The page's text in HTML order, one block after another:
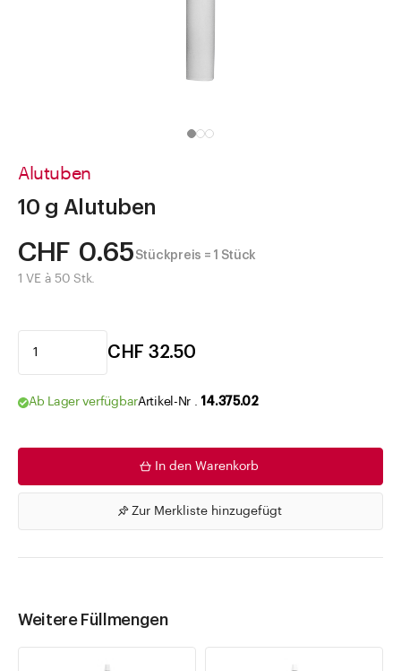
Alutuben
10 g Alutuben
CHF 0.65 Stückpreis = 1 Stück
1 VE à 50 Stk.
CHF 32.50
Ab Lager verfügbarArtikel-Nr . 14.375.02
In den Warenkorb
Zur Merkliste hinzugefügt
Weitere Füllmengen